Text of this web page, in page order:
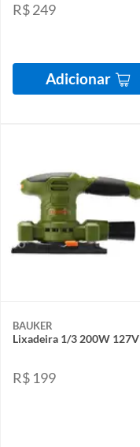
R$ 249
Adicionar
BAUKER
Lixadeira 1/3 200W 127V
R$ 199